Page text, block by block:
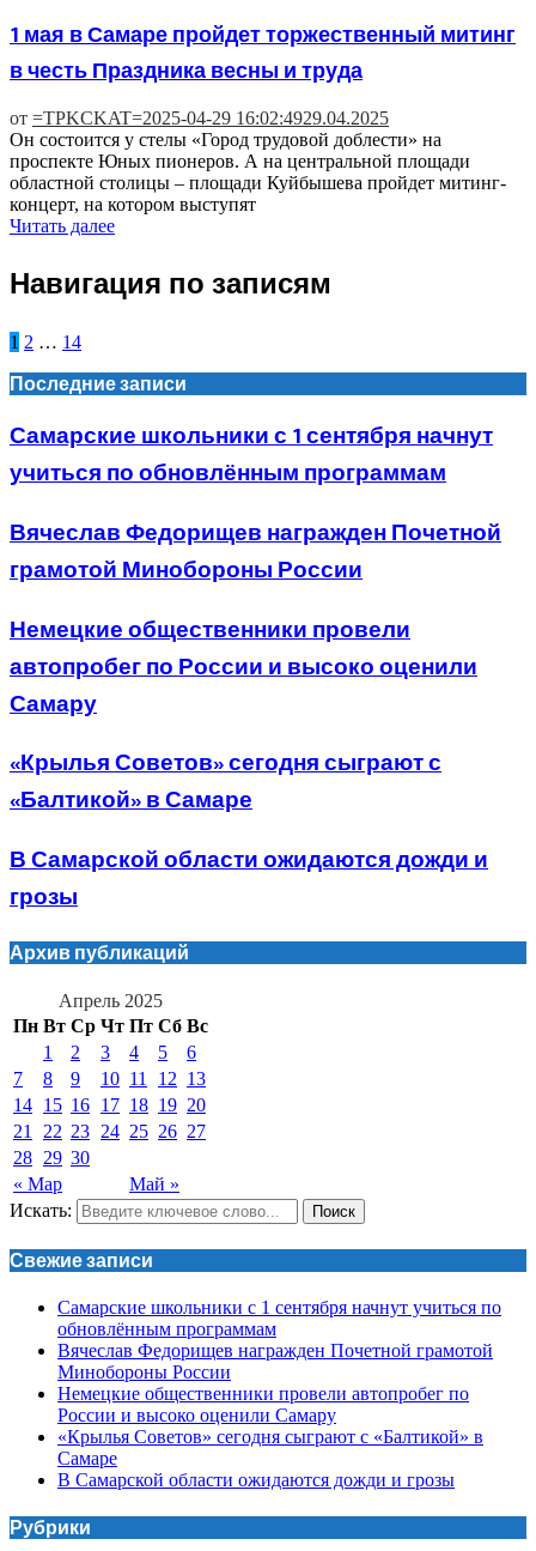
1 мая в Самаре пройдет торжественный митинг
в честь Праздника весны и труда
от =TPKCKAT=2025-04-29 16:02:4929.04.2025
Он состоится у стелы «Город трудовой доблести» на
проспекте Юных пионеров. А на центральной площади
областной столицы – площади Куйбышева пройдет митинг-
концерт, на котором выступят
Читать далее
Навигация по записям
1 2 … 14
Последние записи
Самарские школьники с 1 сентября начнут
учиться по обновлённым программам
Вячеслав Федорищев награжден Почетной
грамотой Минобороны России
Немецкие общественники провели
автопробег по России и высоко оценили
Самару
«Крылья Советов» сегодня сыграют с
«Балтикой» в Самаре
В Самарской области ожидаются дожди и
грозы
Архив публикаций
Апрель 2025
Пн Вт Ср Чт Пт Сб Вс
« Мар Май »
1 2 3 4 5
6
7
8 9 10 11 12 13
14 15 16 17 18 19 20
21
22 23 24 25 26 27
28 29 30
Искать: Поиск
Свежие записи
Самарские школьники с 1 сентября начнут учиться по
обновлённым программам
Вячеслав Федорищев награжден Почетной грамотой
Минобороны России
Немецкие общественники провели автопробег по
России и высоко оценили Самару
«Крылья Советов» сегодня сыграют с «Балтикой» в
Самаре
В Самарской области ожидаются дожди и грозы
Рубрики